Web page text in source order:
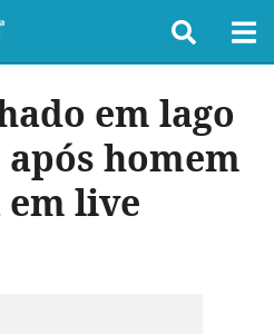
em lago
homem
live